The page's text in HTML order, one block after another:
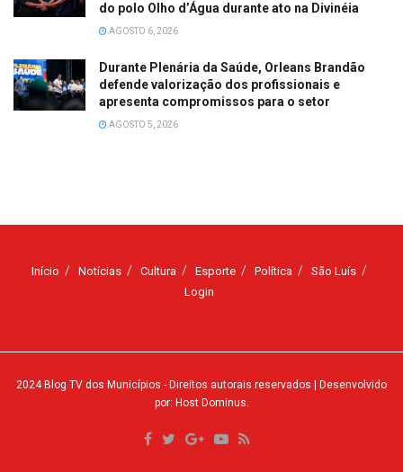
do polo Olho d’Água durante ato na Divinéia
AGOSTO 6, 2026
Durante Plenária da Saúde, Orleans Brandão
defende valorização dos profissionais e
apresenta compromissos para o setor
AGOSTO 5, 2026
Início Notícias Cultura Esporte Política
São Luís
Login
2024Blog TV dos Municípios - Direitos autorais reservados | Desenvolvido
por: Host Dominus.